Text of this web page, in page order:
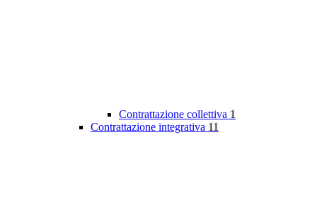
Contrattazione collettiva 1
Contrattazione integrativa 11